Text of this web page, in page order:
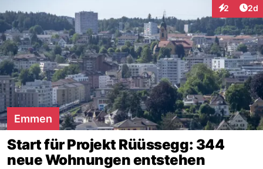
2 2d
Emmen
Start für Projekt Rüüssegg: 344
neue Wohnungen entstehen